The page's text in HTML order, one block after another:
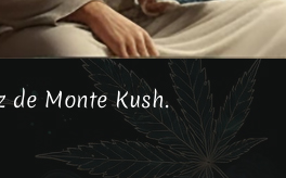
Monte Kush.